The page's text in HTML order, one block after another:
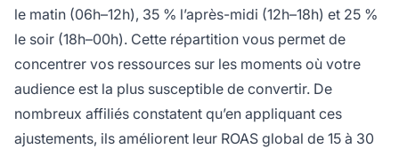
le matin (06h–12h), 35 % l’après-midi (12h–18h) et 25 %
le soir (18h–00h). Cette répartition vous permet de
concentrer vos ressources sur les moments où votre
audience est la plus susceptible de convertir. De
nombreux affiliés constatent qu’en appliquant ces
ajustements, ils améliorent leur ROAS global de 15 à 30